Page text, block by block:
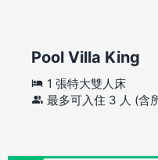
Pool Villa King
1 張特大雙人床
最多可入住 3 人 (含